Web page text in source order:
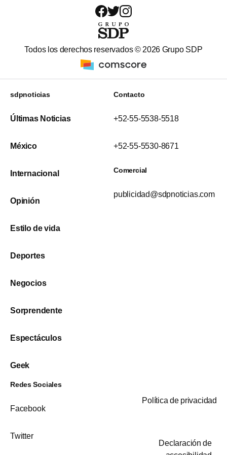
Todos los derechos reservados © 2026 Grupo SDP
sdpnoticias
Últimas Noticias
México
Internacional
Opinión
Estilo de vida
Deportes
Negocios
Sorprendente
Espectáculos
Geek
Contacto
+52-55-5538-5518
+52-55-5530-8671
Comercial
publicidad@sdpnoticias.com
Redes Sociales
Facebook
Twitter
Política de privacidad
Declaración de